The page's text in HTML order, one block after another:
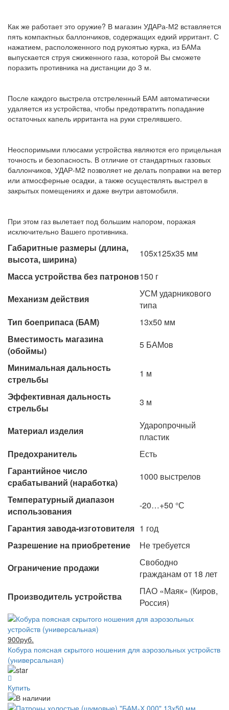
Как же работает это оружие? В магазин УДАРа-М2 вставляется
пять компактных баллончиков, содержащих едкий ирритант. С
нажатием, расположенного под рукоятью курка, из БАМа
выпускается струя сжиженного газа, которой Вы сможете
поразить противника на дистанции до 3 м.
После каждого выстрела отстреленный БАМ автоматически
удаляется из устройства, чтобы предотвратить попадание
остаточных капель ирританта на руки стрелявшего.
Неоспоримыми плюсами устройства являются его прицельная
точность и безопасность. В отличие от стандартных газовых
баллончиков, УДАР-М2 позволяет не делать поправки на ветер
или атмосферные осадки, а также осуществлять выстрел в
закрытых помещениях и даже внутри автомобиля.
При этом газ вылетает под большим напором, поражая
исключительно Вашего противника.
Габаритные размеры (длина,
высота, ширина)
105х125х35 мм
Масса устройства без патронов150 г
Механизм действия
УСМ ударникового
типа
Тип боеприпаса (БАМ)
13х50 мм
Вместимость магазина
(обоймы)
5 БАМов
Минимальная дальность
стрельбы
1 м
Эффективная дальность
стрельбы
3 м
Материал изделия
Ударопрочный
пластик
Предохранитель
Есть
Гарантийное число
срабатываний (наработка)
1000 выстрелов
Температурный диапазон
использования
-20…+50 °С
Гарантия завода-изготовителя 1 год
Разрешение на приобретение
Не требуется
Ограничение продажи
Свободно
гражданам от 18 лет
Производитель устройства
ПАО «Маяк» (Киров,
Россия)
900руб.
Кобура поясная скрытого ношения для аэрозольных устройств
(универсальная)
Купить